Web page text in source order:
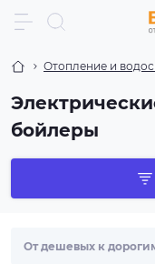
Отопление и
бойлеры